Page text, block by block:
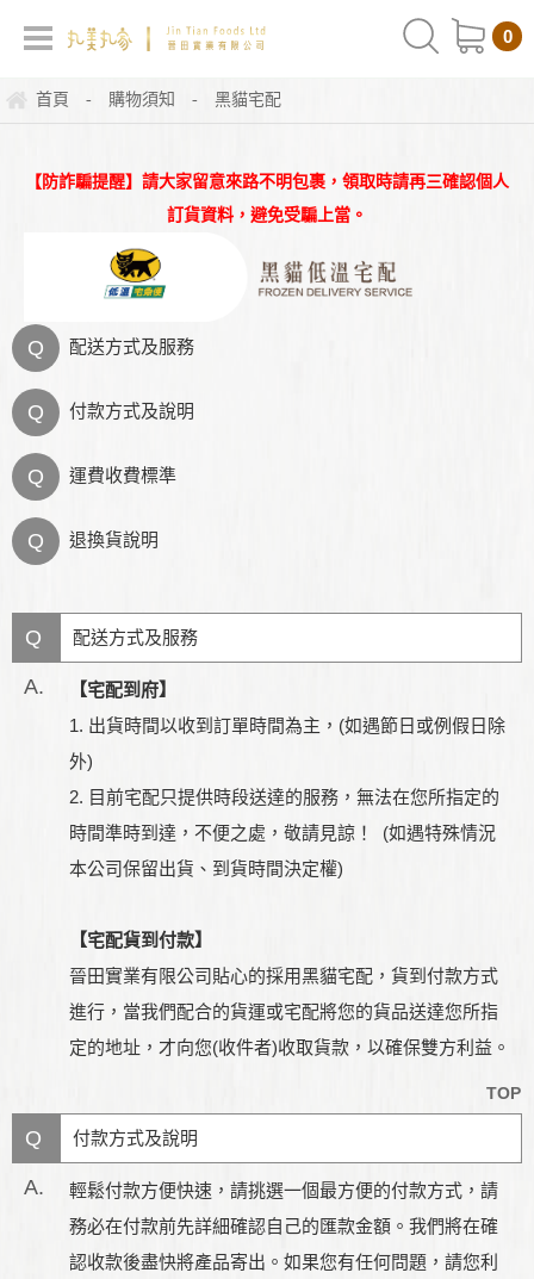
0
首頁 - 購物須知 - 黑貓宅配
【防詐騙提醒】請大家留意來路不明包裹，領取時請再三確認個人
訂貨資料，避免受騙上當。
Q 配送方式及服務
Q 付款方式及說明
Q 運費收費標準
Q 退換貨說明
Q 配送方式及服務
A.
【宅配到府】
1. 出貨時間以收到訂單時間為主，(如遇節日或例假日除
外)
2. 目前宅配只提供時段送達的服務，無法在您所指定的
時間準時到達，不便之處，敬請見諒！ (如遇特殊情況
本公司保留出貨、到貨時間決定權)
【宅配貨到付款】
晉田實業有限公司貼心的採用黑貓宅配，貨到付款方式
進行，當我們配合的貨運或宅配將您的貨品送達您所指
定的地址，才向您(收件者)收取貨款，以確保雙方利益。
TOP
Q 付款方式及說明
A.
輕鬆付款方便快速，請挑選一個最方便的付款方式，請
務必在付款前先詳細確認自己的匯款金額。我們將在確
認收款後盡快將產品寄出。如果您有任何問題，請您利